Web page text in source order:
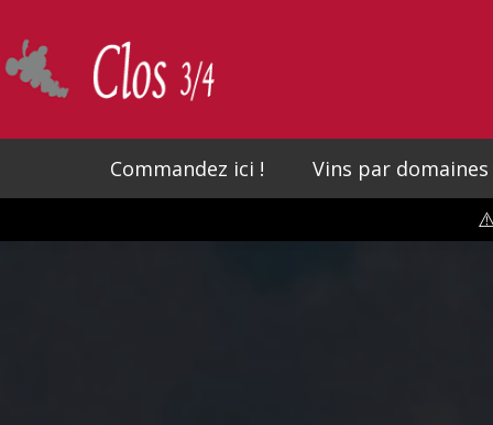
main
content
Commandez ici !
Vins par domaines